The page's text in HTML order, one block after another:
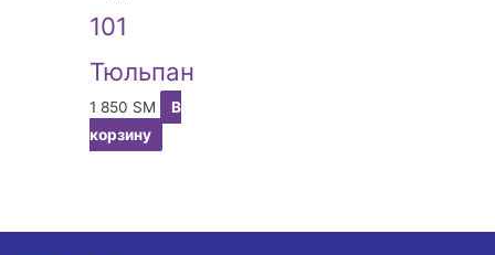
101
Тюльпан
1 850 ЅМ
В
корзину